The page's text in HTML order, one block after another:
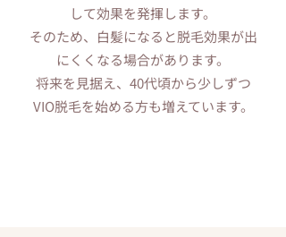
して効果を発揮します。
そのため、白髪になると脱毛効果が出
にくくなる場合があります。
将来を見据え、40代頃から少しずつ
VIO脱毛を始める方も増えています。